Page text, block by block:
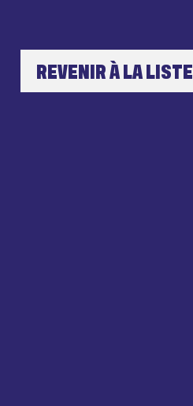
REVENIR À LA LISTE